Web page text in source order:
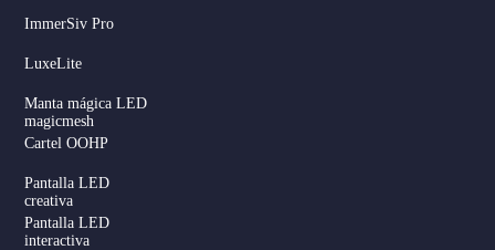
ImmerSiv Pro
LuxeLite
Manta mágica LED
magicmesh
Cartel OOHP
Pantalla LED
creativa
Pantalla LED
interactiva